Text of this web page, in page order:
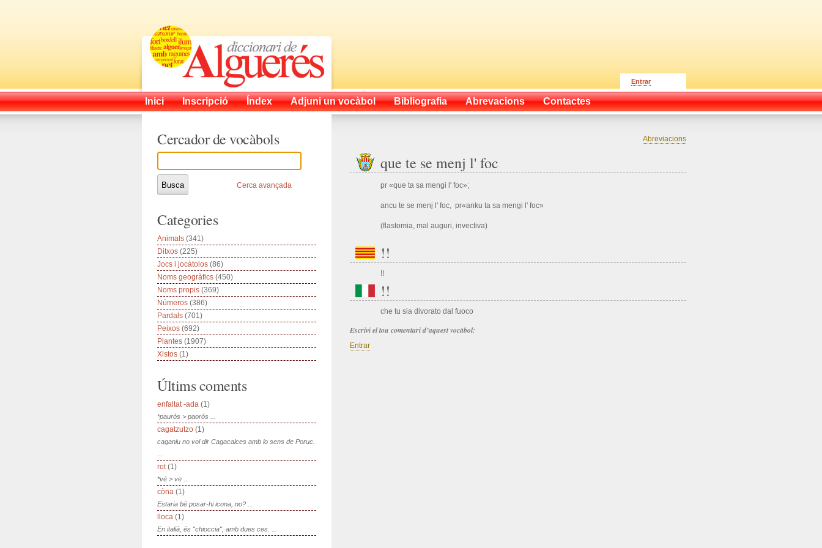
Entrar
Inici Inscripció Índex Adjuni un vocàbol Bibliografia Abrevacions Contactes
Abreviacions
que te se menj l' foc
pr «que ta sa mengi l' foc»;
ancu te se menj l' foc, pr«anku ta sa mengi l' foc»
(flastomia, mal auguri, invectiva)
!!
!!
!!
che tu sia divorato dal fuoco
Escrivi el tou comentari d’aquest vocàbol:
Entrar
Cercador de vocàbols
Cerca avançada
Categories
Animals (341)
Ditxos (225)
Jocs i jocàtolos (86)
Noms geogràfics (450)
Noms propis (369)
Números (386)
Pardals (701)
Peixos (692)
Plantes (1907)
Xistos (1)
Últims coments
enfaltat -ada (1)
*paurós > paorós ...
cagatzutzo (1)
caganiu no vol dir Cagacalces amb lo sens de Poruc.
rot(1)
*vé > ve ...
còna (1)
Estaria bé posar-hi icona, no? ...
lloca (1)
En italià, és "chioccia", amb dues ces. ...